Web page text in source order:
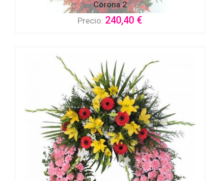
Corona 2
Precio: 240,40 €